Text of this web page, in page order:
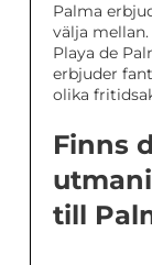
Palma
välja
Playa de
erbjuder
olika
Finns
till